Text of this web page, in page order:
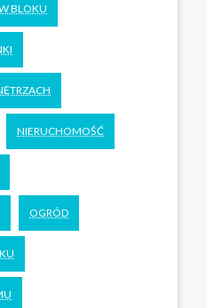
BLOKU
NIERUCHOMOŚĆ
OGRÓD